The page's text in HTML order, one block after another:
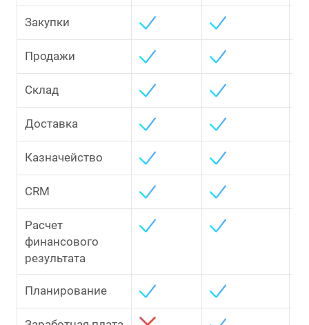
Закупки
Продажи
Склад
Доставка
Казначейство
CRM
Расчет
финансового
результата
Планирование